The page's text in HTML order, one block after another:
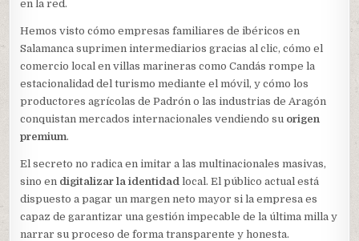
en la red.
Hemos visto cómo empresas familiares de ibéricos en
Salamanca suprimen intermediarios gracias al clic, cómo el
comercio local en villas marineras como Candás rompe la
estacionalidad del turismo mediante el móvil, y cómo los
productores agrícolas de Padrón o las industrias de Aragón
conquistan mercados internacionales vendiendo su origen
premium.
El secreto no radica en imitar a las multinacionales masivas,
sino en digitalizar la identidad local. El público actual está
dispuesto a pagar un margen neto mayor si la empresa es
capaz de garantizar una gestión impecable de la última milla y
narrar su proceso de forma transparente y honesta.